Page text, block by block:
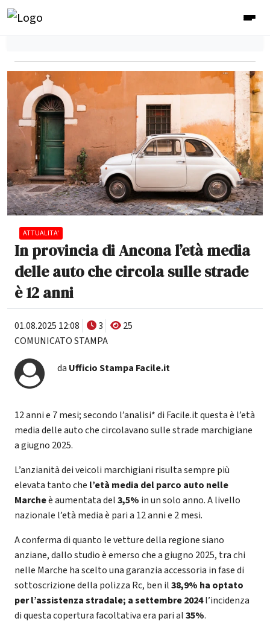
ATTUALITA'
In provincia di Ancona l’età media
delle auto che circola sulle strade
è 12 anni
01.08.2025 12:08 3
25
COMUNICATO STAMPA
da Ufficio Stampa Facile.it
12 anni e 7 mesi; secondo l’analisi* di Facile.it questa è l’età
media delle auto che circolavano sulle strade marchigiane
a giugno 2025.
L’anzianità dei veicoli marchigiani risulta sempre più
elevata tanto che l’età media del parco auto nelle
Marcheè aumentata del3,5% in un solo anno. A livello
nazionale l’età media è pari a 12 anni e 2 mesi.
A conferma di quanto le vetture della regione siano
anziane, dallo studio è emerso che a giugno 2025, tra chi
nelle Marche ha scelto una garanzia accessoria in fase di
sottoscrizione della polizza Rc, ben il38,9% ha optato
per l’assistenza stradale; a settembre 2024l’incidenza
di questa copertura facoltativa era pari al35%.